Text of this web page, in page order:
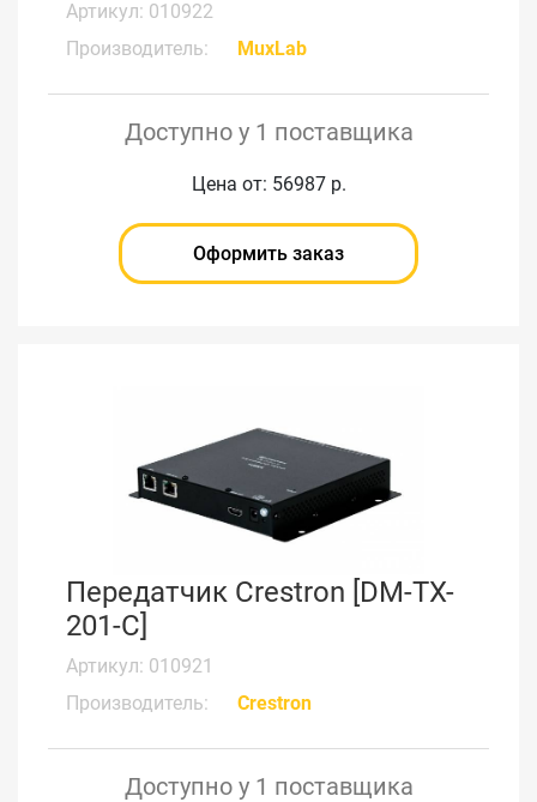
Артикул: 010922
Производитель:
MuxLab
Доступно у 1 поставщика
Цена от: 56987 р.
Оформить заказ
Передатчик Crestron [DM-TX-
201-C]
Артикул: 010921
Производитель:
Crestron
Доступно у 1 поставщика